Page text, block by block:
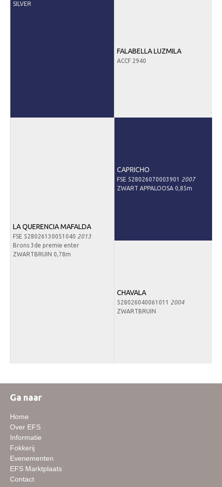
SILVER
FALABELLA LUZMILA
ACCF 2940
LA QUERENCIA MAFALDA
FSE 528026130051040 2013
Brons 3de premie enter
ZWARTBRUIN 0,78m
CAPRICHO
FSE 528026070003901 2007
ZWART APPALOOSA 0,85m
CHAVALA
528026040061011 2004
ZWARTBRUIN
Ga naar
Home
Over EFS
Informatie
Fokkerij
Evenementen
EFS Marktplaats
Contact